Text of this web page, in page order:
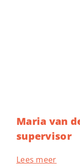
Maria van
supervisor
Lees meer